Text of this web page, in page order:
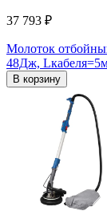
37 793 ₽
Молоток
48Дж,
В корзину